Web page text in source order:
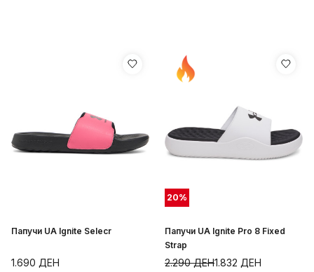
Папучи UA Ignite Selecr
1.690 ДЕН
20%
Папучи UA Ignite Pro 8 Fixed
Strap
1.832 ДЕН
2.290ДЕН